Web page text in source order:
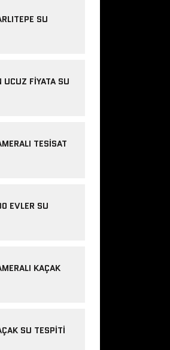
SU
UCUZ FIYATA SU
TESISAT
EVLER SU
KAÇAK
SU TESPITI